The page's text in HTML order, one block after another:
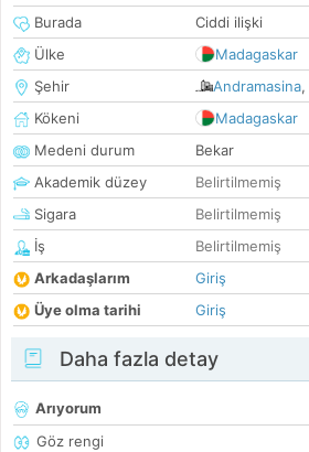
Burada
Ciddi ilişki
Ülke
Madagaskar
Şehir
Andramasina,
Kökeni
Madagaskar
Medeni durum
Bekar
Akademik düzey
Belirtilmemiş
Sigara
Belirtilmemiş
İş
Belirtilmemiş
Arkadaşlarım
Giriş
Üye olma tarihi
Giriş
Daha fazla detay
Arıyorum
Göz rengi